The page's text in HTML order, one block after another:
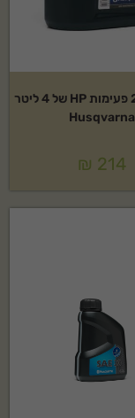
שמן מנוע 2 פעימות HP של 4 ליטר
Husqvarna
₪ 214